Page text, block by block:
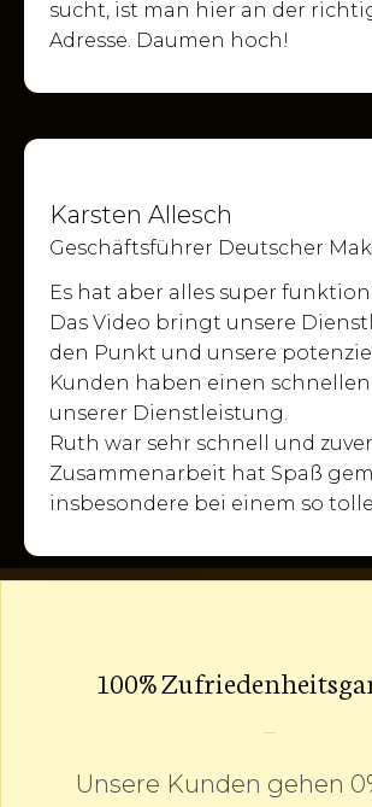
sucht, ist man hier an der
Adresse. Daumen hoch!
Karsten Allesch
Geschäftsführer Deutscher
Es hat aber alles super
Das Video bringt unsere
den Punkt und unsere
Kunden haben einen
unserer Dienstleistung.
Ruth war sehr schnell und
Zusammenarbeit hat Spaß
insbesondere bei einem so
100%
Unsere Kunden gehen